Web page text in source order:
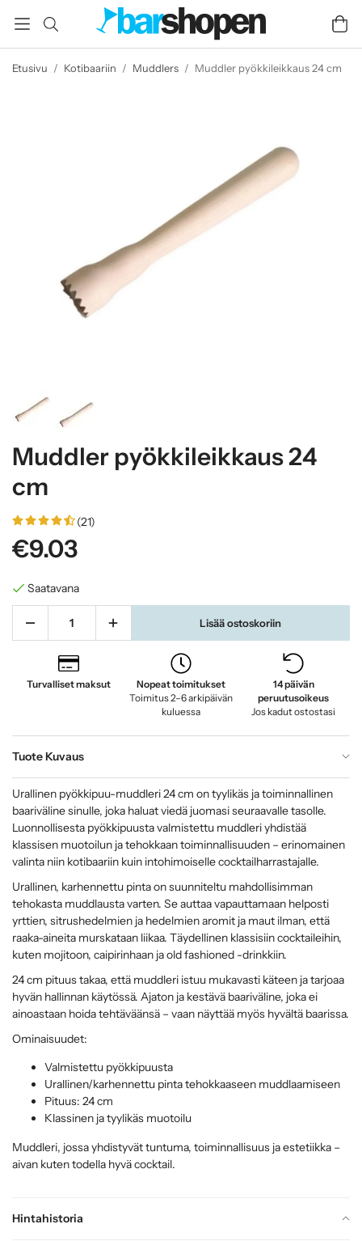
Etusivu / Kotibaariin / Muddlers / Muddler pyökkileikkaus 24 cm
Muddler pyökkileikkaus 24
cm
(21)
€9.03
Saatavana
Lisää ostoskoriin
Turvalliset maksut
Nopeat toimitukset
Toimitus 2–6 arkipäivän
kuluessa
14 päivän
peruutusoikeus
Jos kadut ostostasi
Tuote Kuvaus
Hintahistoria
Urallinen pyökkipuu-muddleri 24 cm on tyylikäs ja toiminnallinen
baariväline sinulle, joka haluat viedä juomasi seuraavalle tasolle.
Luonnollisesta pyökkipuusta valmistettu muddleri yhdistää
klassisen muotoilun ja tehokkaan toiminnallisuuden – erinomainen
valinta niin kotibaariin kuin intohimoiselle cocktailharrastajalle.
Urallinen, karhennettu pinta on suunniteltu mahdollisimman
tehokasta muddlausta varten. Se auttaa vapauttamaan helposti
yrttien, sitrushedelmien ja hedelmien aromit ja maut ilman, että
raaka-aineita murskataan liikaa. Täydellinen klassisiin cocktaileihin,
kuten mojitoon, caipirinhaan ja old fashioned -drinkkiin.
24 cm pituus takaa, että muddleri istuu mukavasti käteen ja tarjoaa
hyvän hallinnan käytössä. Ajaton ja kestävä baariväline, joka ei
ainoastaan hoida tehtäväänsä – vaan näyttää myös hyvältä baarissa.
Ominaisuudet:
Valmistettu pyökkipuusta
Urallinen/karhennettu pinta tehokkaaseen muddlaamiseen
Pituus: 24 cm
Klassinen ja tyylikäs muotoilu
Muddleri, jossa yhdistyvät tuntuma, toiminnallisuus ja estetiikka –
aivan kuten todella hyvä cocktail.